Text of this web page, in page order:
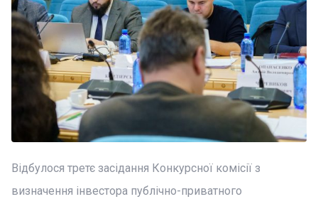
Відбулося третє засідання Конкурсної комісії з
визначення інвестора публічно-приватного